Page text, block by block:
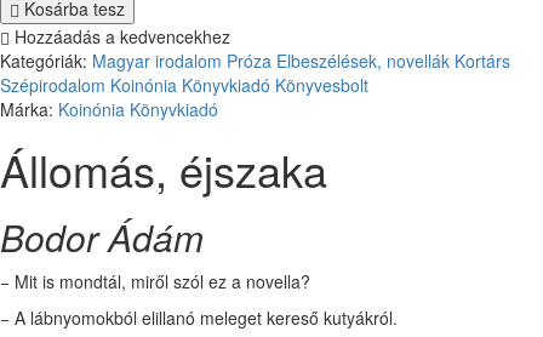
Kosárba tesz
Hozzáadás a kedvencekhez
Kategóriák: Magyar irodalom Próza Elbeszélések, novellák Kortárs
Szépirodalom Koinónia Könyvkiadó Könyvesbolt
Márka: Koinónia Könyvkiadó
Állomás, éjszaka
Bodor Ádám
− Mit is mondtál, miről szól ez a novella?
− A lábnyomokból elillanó meleget kereső kutyákról.